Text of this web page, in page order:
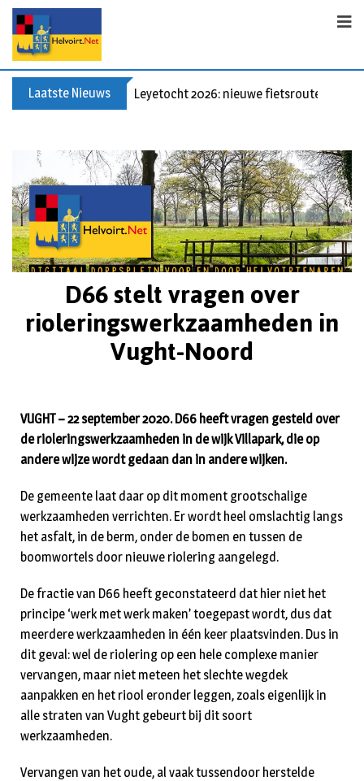
Laatste Nieuws Leyetocht 2026: nieuwe fietsroutes
D66 stelt vragen over
rioleringswerkzaamheden in
Vught-Noord
VUGHT – 22 september 2020. D66 heeft vragen gesteld over
de rioleringswerkzaamheden in de wijk Villapark, die op
andere wijze wordt gedaan dan in andere wijken.
De gemeente laat daar op dit moment grootschalige
werkzaamheden verrichten. Er wordt heel omslachtig langs
het asfalt, in de berm, onder de bomen en tussen de
boomwortels door nieuwe riolering aangelegd.
De fractie van D66 heeft geconstateerd dat hier niet het
principe ‘werk met werk maken’ toegepast wordt, dus dat
meerdere werkzaamheden in één keer plaatsvinden. Dus in
dit geval: wel de riolering op een hele complexe manier
vervangen, maar niet meteen het slechte wegdek
aanpakken en het riool eronder leggen, zoals eigenlijk in
alle straten van Vught gebeurt bij dit soort
werkzaamheden.
Vervangen van het oude, al vaak tussendoor herstelde